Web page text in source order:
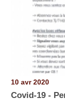
10 avr 2020
Covid-19 -